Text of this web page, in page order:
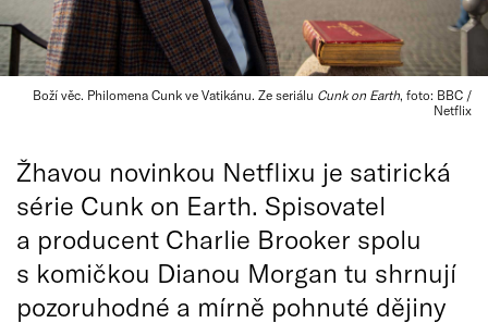
Boží věc. Philomena Cunk ve Vatikánu. Ze seriálu Cunk on Earth, foto: BBC /
Netflix
Žhavou novinkou Netflixu je satirická
série Cunk on Earth. Spisovatel
a producent Charlie Brooker spolu
s komičkou Dianou Morgan tu shrnují
pozoruhodné a mírně pohnuté dějiny